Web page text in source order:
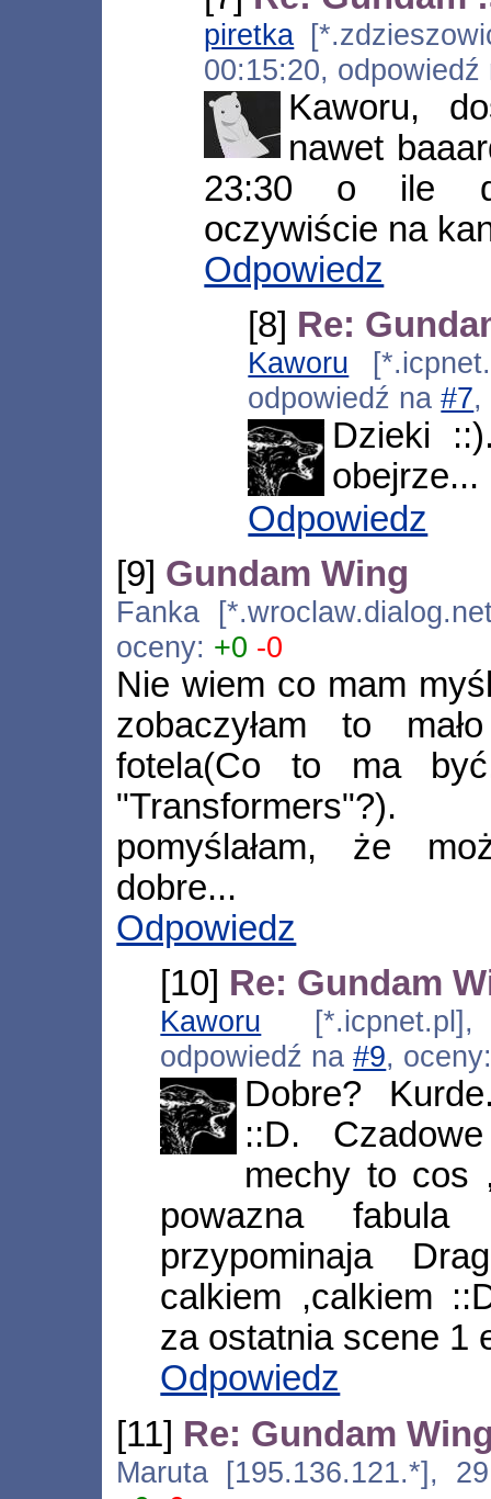
piretka
00:15:20,
Kaworu,
nawet
23:30 o ile
oczywiście na
Odpowiedz
[8] Re:
Kaworu
odpowiedź na#7,
Dzieki
obejrze...
Odpowiedz
[9] Gundam Wing
Fanka
oceny: +0 -0
Nie wiem co mam
zobaczyłam to
fotela(Co to ma
pomyślałam, że
dobre...
Odpowiedz
[10] Re: Gundam
Kaworu [*.icpnet.pl],
odpowiedź na#9,
Dobre?
::D.
mechy to cos
powazna
przypominaja
calkiem ,calkiem
za ostatnia scene 1
Odpowiedz
[11] Re: Gundam
Maruta [195.136.121.*],